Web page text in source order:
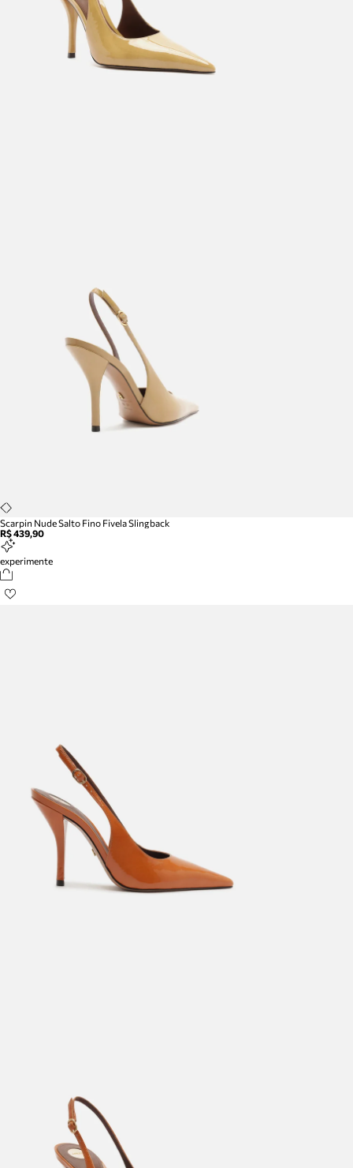
Scarpin Nude Salto Fino Fivela Slingback
R$ 439,90
experimente